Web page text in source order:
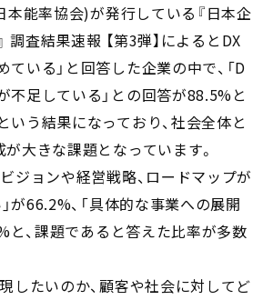
能率協会)が発行している『日本企
査結果速報 【第3弾】によるとDX
ている」と回答した企業の中で、「D
不足している」との回答が88.5%と
う結果になっており、社会全体と
大きな課題となっています。
ジョンや経営戦略、ロードマップが
が66.2%、「具体的な事業への展開
と、課題であると答えた比率が多数
したいのか、顧客や社会に対してど